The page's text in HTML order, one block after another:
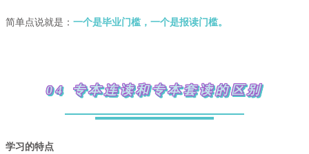
简单点说就是： 一个是毕业门槛，一个是报读门槛。
04 专本连读和专本套读的区别
学习的特点